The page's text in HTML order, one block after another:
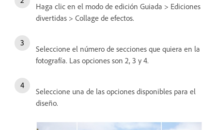
Haga clic en el modo de edición Guiada > Ediciones
divertidas > Collage de efectos.
Seleccione el número de secciones que quiera en la
fotografía. Las opciones son 2, 3 y 4.
Seleccione una de las opciones disponibles para el
diseño.